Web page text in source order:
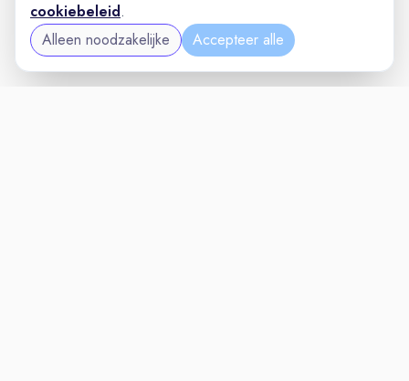
cookiebeleid.
Alleen noodzakelijke
Accepteer alle